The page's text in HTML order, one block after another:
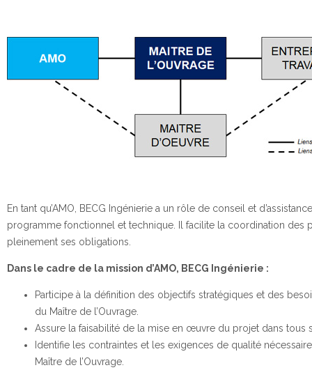
En tant qu’AMO, BECG Ingénierie a un rôle de conseil et
programme fonctionnel et technique. Il facilite la coordination des
pleinement ses obligations.
Dans le cadre de la mission d’AMO, BECG Ingénierie :
Participe à la définition des objectifs stratégiques et des
du Maître de l’Ouvrage.
Assure la faisabilité de la mise en œuvre du projet dans tous
Identifie les contraintes et les exigences de qualité
Maître de l’Ouvrage.